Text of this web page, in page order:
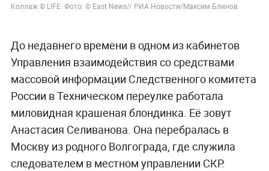
Коллаж © L!FE. Фото: © East News// РИА Новости/Максим Блинов
До недавнего времени в одном из кабинетов
Управления взаимодействия со средствами
массовой информации Следственного комитета
России в Техническом переулке работала
миловидная крашеная блондинка. Её зовут
Анастасия Селиванова. Она перебралась в
Москву из родного Волгограда, где служила
следователем в местном управлении СКР.